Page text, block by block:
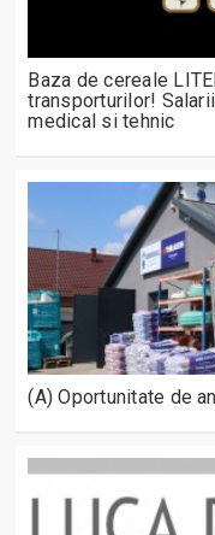
Baza de cereale
transporturilor!
medical si tehnic
(A) Oportunitate de